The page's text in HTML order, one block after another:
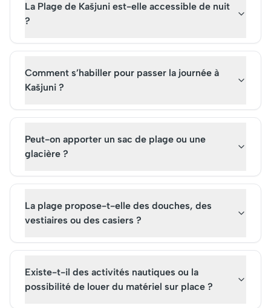
La Plage de Kašjuni est-elle accessible de nuit
?
Comment s’habiller pour passer la journée à
Kašjuni ?
Peut-on apporter un sac de plage ou une
glacière ?
La plage propose-t-elle des douches, des
vestiaires ou des casiers ?
Existe-t-il des activités nautiques ou la
possibilité de louer du matériel sur place ?